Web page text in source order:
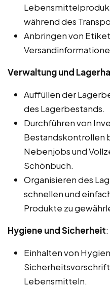
während des
Anbringen von
Verwaltung und
Auffüllen der
des Lagerbestands.
Durchführen von
Bestandskontrollen
Nebenjobs und
Schönbuch.
Organisieren des
schnellen und
Produkte zu
Hygiene und Sicherheit:
Einhalten von
Lebensmitteln.